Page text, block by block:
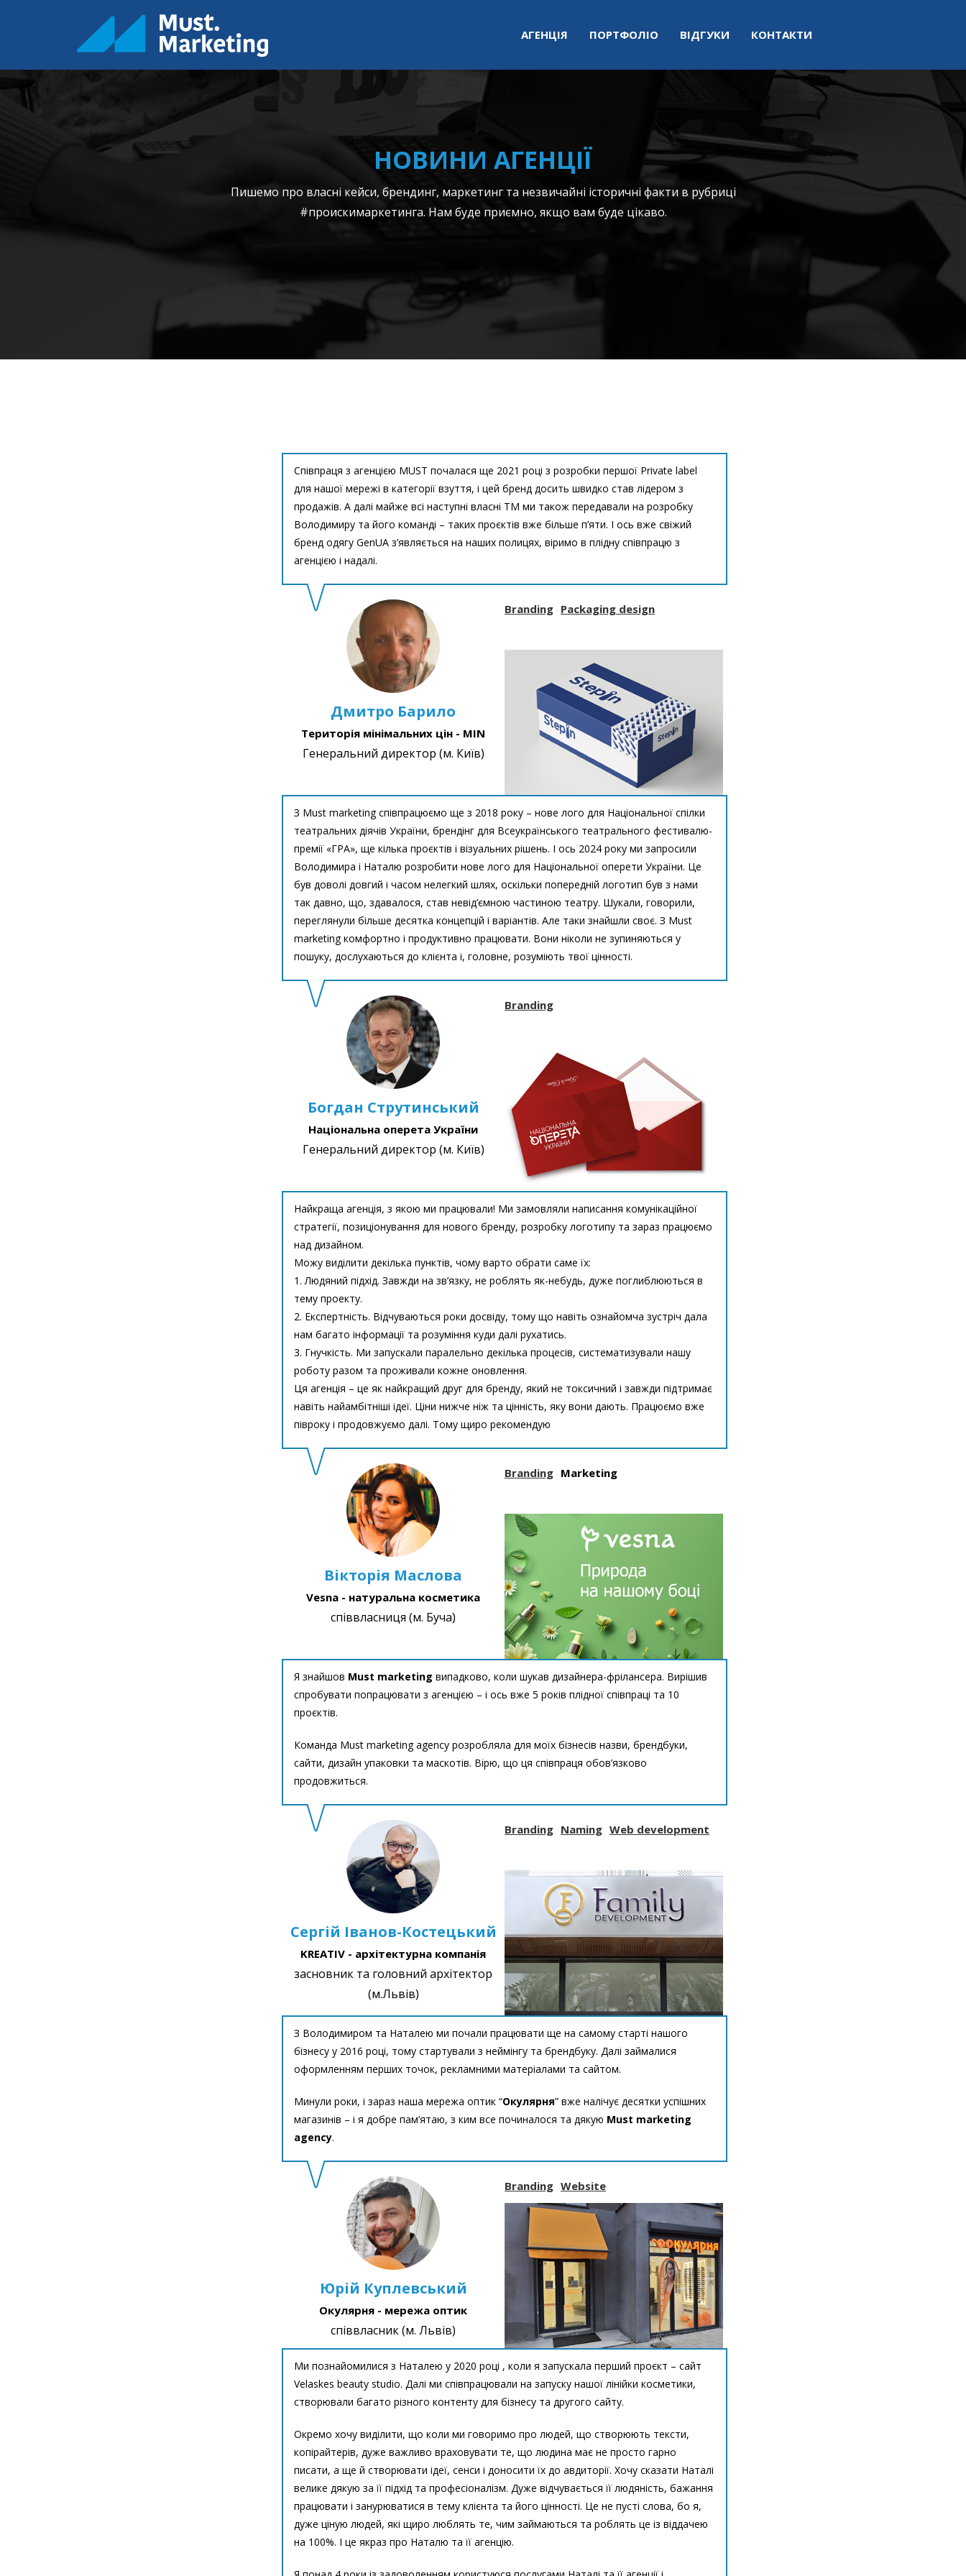
АГЕНЦІЯ ПОРТФОЛІО ВІДГУКИ КОНТАКТИ
НОВИНИ АГЕНЦІЇ
Пишемо про власні кейси, брендинг, маркетинг та незвичайні історичні факти в рубриці
#проискимаркетинга. Нам буде приємно, якщо вам буде цікаво.
Співпраця з агенцією MUST почалася ще 2021 році з розробки першої Private label
для нашої мережі в категорії взуття, і цей бренд досить швидко став лідером з
продажів. А далі майже всі наступні власні ТМ ми також передавали на розробку
Володимиру та його команді – таких проєктів вже більше п’яти. І ось вже свіжий
бренд одягу GenUA з’являється на наших полицях, віримо в плідну співпрацю з
агенцією і надалі.
Дмитро Барило
Територія мінімальних цін - MIN
Генеральний директор (м. Київ)
Branding Packaging design
З Must marketing співпрацюємо ще з 2018 року – нове лого для Національної спілки
театральних діячів України, брендінг для Всеукраїнського театрального фестивалю-
премії «ГРА», ще кілька проєктів і візуальних рішень. І ось 2024 року ми запросили
Володимира і Наталю розробити нове лого для Національної оперети України. Це
був доволі довгий і часом нелегкий шлях, оскільки попередній логотип був з нами
так давно, що, здавалося, став невід’ємною частиною театру. Шукали, говорили,
переглянули більше десятка концепцій і варіантів. Але таки знайшли своє. З Must
marketing комфортно і продуктивно працювати. Вони ніколи не зупиняються у
пошуку, дослухаються до клієнта і, головне, розуміють твої цінності.
Богдан Струтинський
Національна оперета України
Генеральний директор (м. Київ)
Branding
Найкраща агенція, з якою ми працювали! Ми замовляли написання комунікаційної
стратегії, позиціонування для нового бренду, розробку логотипу та зараз працюємо
над дизайном.
Можу виділити декілька пунктів, чому варто обрати саме їх:
1. Людяний підхід. Завжди на зв’язку, не роблять як-небудь, дуже поглиблюються в
тему проекту.
2. Експертність. Відчуваються роки досвіду, тому що навіть ознайомча зустріч дала
нам багато інформації та розуміння куди далі рухатись.
3. Гнучкість. Ми запускали паралельно декілька процесів, систематизували нашу
роботу разом та проживали кожне оновлення.
Ця агенція – це як найкращий друг для бренду, який не токсичний і завжди підтримає
навіть найамбітніші ідеї. Ціни нижче ніж та цінність, яку вони дають. Працюємо вже
півроку і продовжуємо далі. Тому щиро рекомендую
Вікторія Маслова
Vesna - натуральна косметика
співвласниця (м. Буча)
Branding Marketing
Я знайшов Must marketing випадково, коли шукав дизайнера-фрілансера. Вирішив
спробувати попрацювати з агенцією – і ось вже 5 років плідної співпраці та 10
проєктів.
Команда Must marketing agency розробляла для моїх бізнесів назви, брендбуки,
сайти, дизайн упаковки та маскотів. Вірю, що ця співпраця обов’язково
продовжиться.
Сергій Іванов-Костецький
KREATIV - архітектурна компанія
засновник та головний архітектор
(м.Львів)
Branding Naming Web development
З Володимиром та Наталею ми почали працювати ще на самому старті нашого
бізнесу у 2016 році, тому стартували з неймінгу та брендбуку. Далі займалися
оформленням перших точок, рекламними матеріалами та сайтом.
Минули роки, і зараз наша мережа оптик “Окулярня” вже налічує десятки успішних
магазинів – і я добре пам’ятаю, з ким все починалося та дякую Must marketing
agency.
Юрій Куплевський
Окулярня - мережа оптик
співвласник (м. Львів)
Branding Website
Ми познайомилися з Наталею у 2020 році , коли я запускала перший проєкт – сайт
Velaskes beauty studio. Далі ми співпрацювали на запуску нашої лінійки косметики,
створювали багато різного контенту для бізнесу та другого сайту.
Окремо хочу виділити, що коли ми говоримо про людей, що створюють тексти,
копірайтерів, дуже важливо враховувати те, що людина має не просто гарно
писати, а ще й створювати ідеї, сенси і доносити їх до авдиторії. Хочу сказати Наталі
велике дякую за її підхід та професіоналізм. Дуже відчувається її людяність, бажання
працювати і занурюватися в тему клієнта та його цінності. Це не пусті слова, бо я,
дуже ціную людей, які щиро люблять те, чим займаються та роблять це із віддачею
на 100%. І це якраз про Наталю та її агенцію.